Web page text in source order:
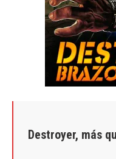
Destroyer, más